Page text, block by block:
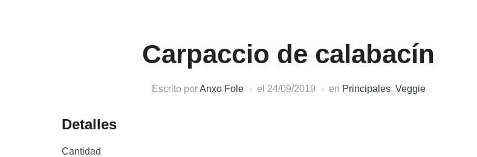
Carpaccio de calabacín
Escrito porAnxo Fole el 24/09/2019 en Principales, Veggie
Detalles
Cantidad